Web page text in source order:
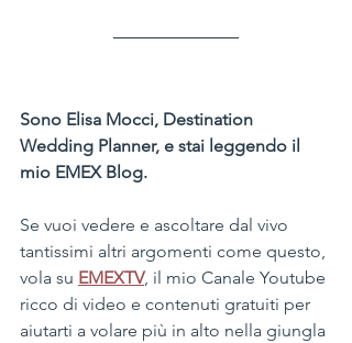
Sono Elisa Mocci, Destination
Wedding Planner, e stai leggendo il
mio EMEX Blog.
Se vuoi vedere e ascoltare dal vivo
tantissimi altri argomenti come questo,
vola su EMEXTV, il mio Canale Youtube
ricco di video e contenuti gratuiti per
aiutarti a volare più in alto nella giungla